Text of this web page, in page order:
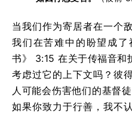
当我们作为寄居者在一个
我们在苦难中的盼望成
书》 3:15 在关于传福音和
考虑过它的上下文吗？彼
人可能会伤害他们的基督
如果你致力于行善，我不